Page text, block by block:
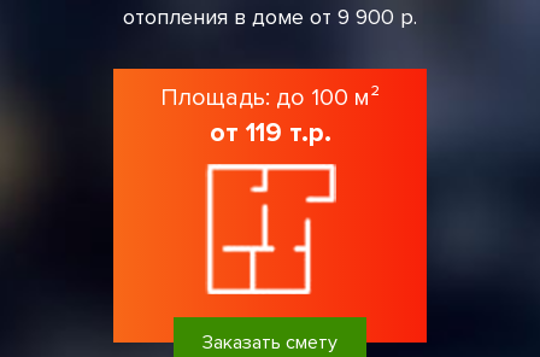
отопления в доме от 9 900 р.
Площадь: до 100 м²
от 119 т.р.
Заказать смету